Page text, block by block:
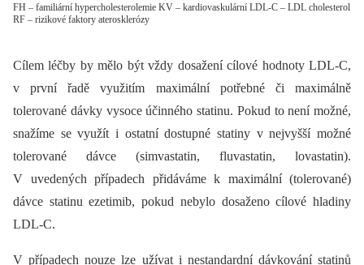
FH – familiární hypercholesterolemie KV – kardiovaskulární LDL-C – LDL cholesterol
RF – rizikové faktory aterosklerózy
Cílem léčby by mělo být vždy dosažení cílové hodnoty LDL-C,
v první řadě využitím maximální potřebné či maximálně
tolerované dávky vysoce účinného statinu. Pokud to není možné,
snažíme se využít i ostatní dostupné statiny v nejvyšší možné
tolerované dávce (simvastatin, fluvastatin, lovastatin).
V uvedených případech přidáváme k maximální (tolerované)
dávce statinu ezetimib, pokud nebylo dosaženo cílové hladiny
LDL-C.
V případech nouze lze užívat i nestandardní dávkování statinů